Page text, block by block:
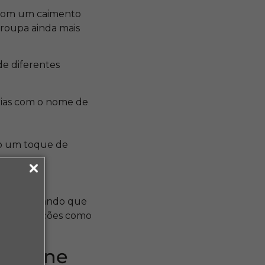
um caimento
ainda mais
diferentes
com o nome de
um toque de
mostrando que
estações como